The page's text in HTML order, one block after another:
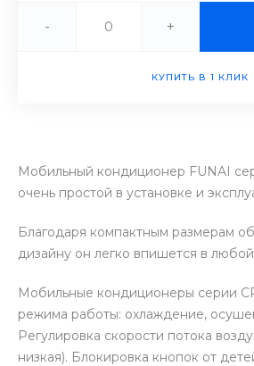
- +
КУПИТЬ В 1 КЛИК
Мобильный кондиционер FUNAI
очень простой в установке и
Благодаря компактным размерам
дизайну он легко впишется в
Мобильные кондиционеры серии
режима работы: охлаждение,
Регулировка скорости потока
низкая). Блокировка кнопок от